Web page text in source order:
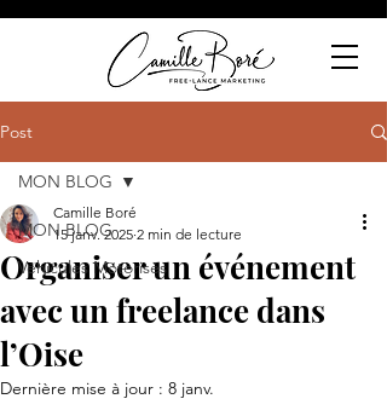
Post
MON BLOG
Véhicules Motorisés
MON BLOG
Organiser un événement
avec un freelance dans
l’Oise
Camille Boré
15 janv. 2025 2 min de lecture
Dernière mise à jour : 8 janv.